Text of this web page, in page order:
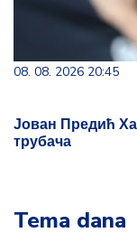
08. 08. 2026 20:45
Јован Предић
трубача
Tema dana